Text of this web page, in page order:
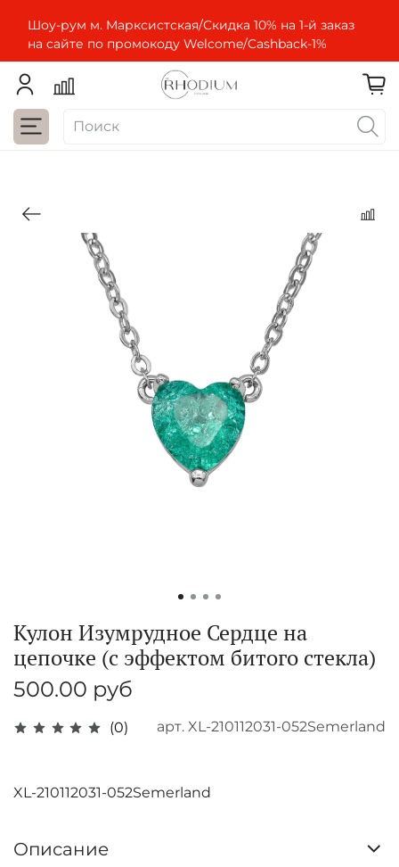
Шоу-рум м. Марксистская/Скидка 10% на 1-й заказ
на сайте по промокоду Welcome/Cashbaсk-1%
(0) арт. XL-210112031-052Semerland
Кулон Изумрудное Сердце на
цепочке (с эффектом битого стекла)
500.00 руб
XL-210112031-052Semerland
Описание